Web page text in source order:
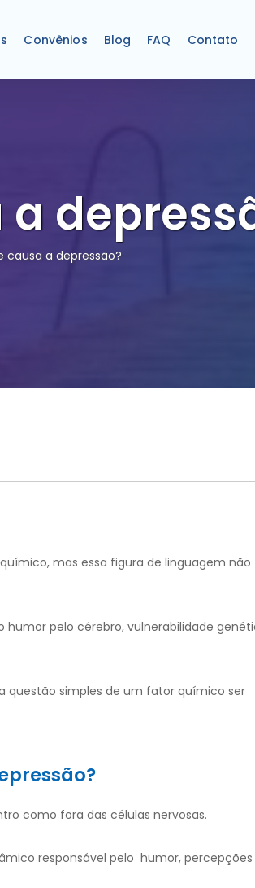
Convênios Blog FAQ Contato
causa a depressão?
mas essa figura de linguagem não
humor pelo cérebro, vulnerabilidade
questão simples de um fator químico ser
como fora das células nervosas.
responsável pelo humor, percepções